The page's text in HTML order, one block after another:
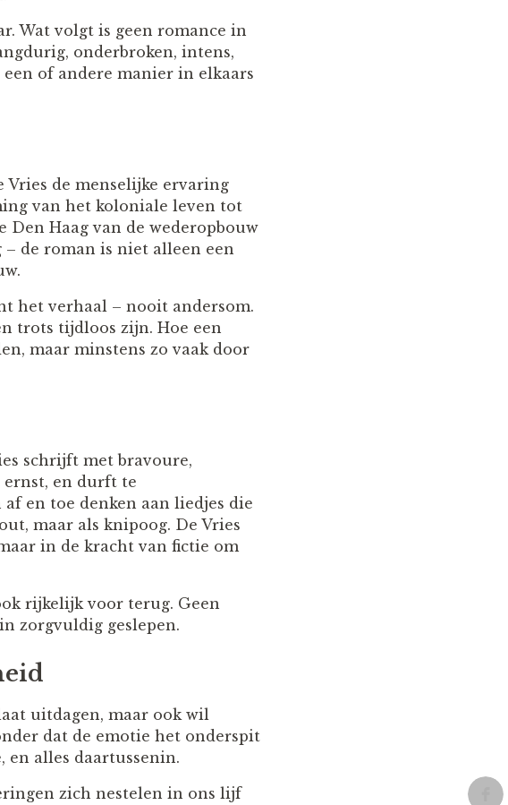
Wat volgt is geen romance in
onderbroken, intens,
of andere manier in elkaars
de menselijke ervaring
van het koloniale leven tot
Den Haag van de wederopbouw
de roman is niet alleen een
het verhaal – nooit andersom.
trots tijdloos zijn. Hoe een
maar minstens zo vaak door
schrijft met bravoure,
en durft te
en toe denken aan liedjes die
maar als knipoog. De Vries
in de kracht van fictie om
rijkelijk voor terug. Geen
zorgvuldig geslepen.
uitdagen, maar ook wil
dat de emotie het onderspit
en alles daartussenin.
zich nestelen in ons lijf